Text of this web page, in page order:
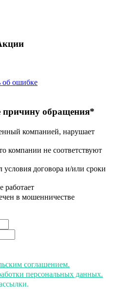
об ошибке
причину обращения*
компанией, нарушает
компании не соответствуют
договора и/или сроки
работает
в мошенничестве
соглашением.
персональных данных.